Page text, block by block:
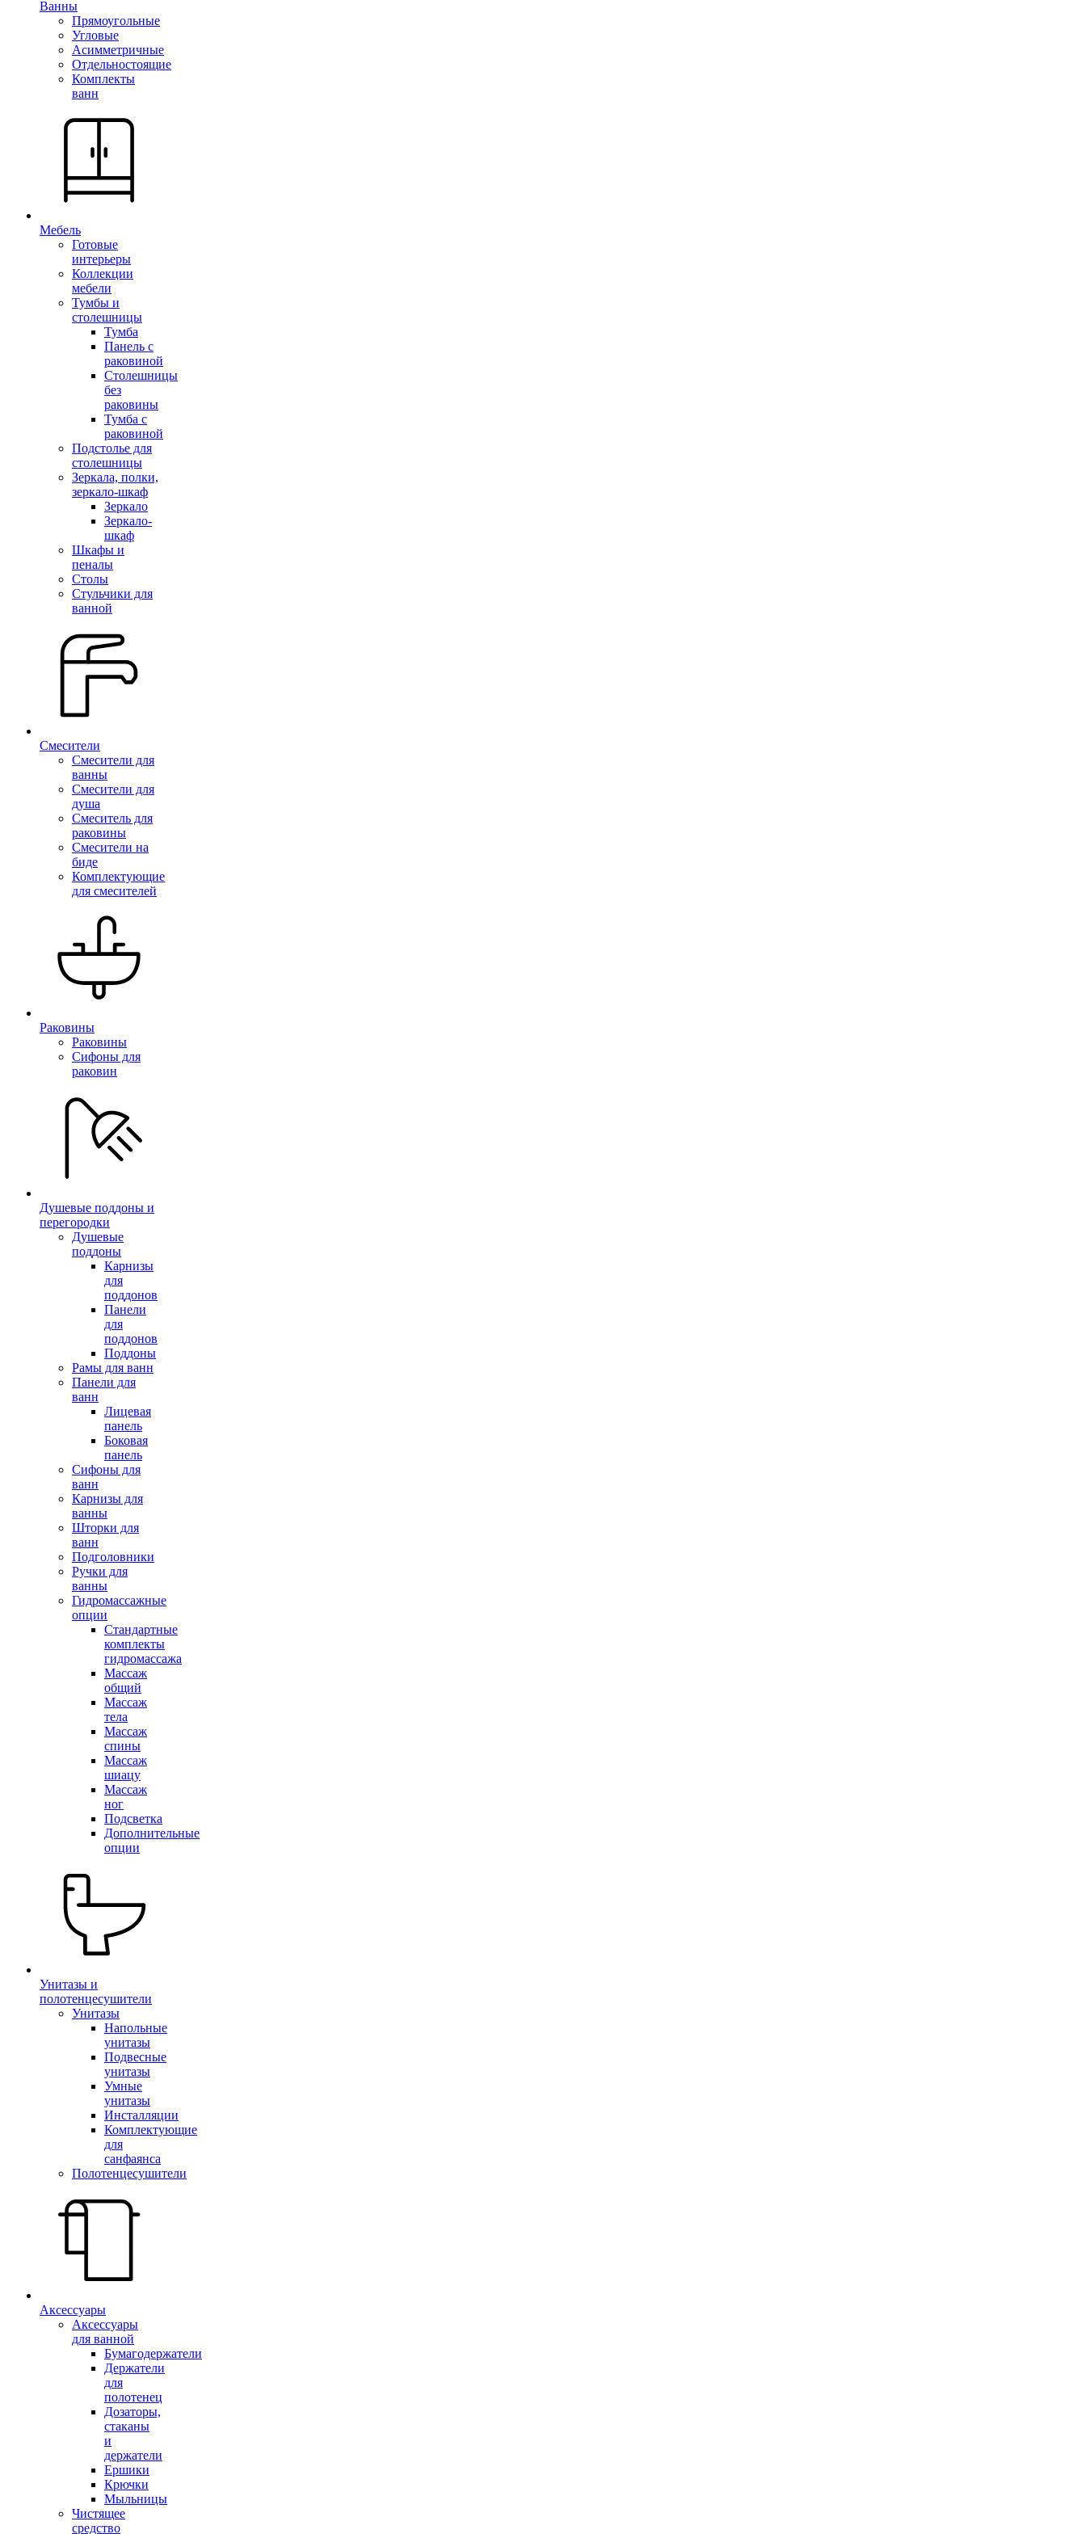
Ванны
Прямоугольные
Угловые
Асимметричные
Отдельностоящие
Комплекты
ванн
Мебель
Готовые
интерьеры
Коллекции
мебели
Тумбы и
столешницы
Тумба
Панель с
раковиной
Столешницы
без
раковины
Тумба с
раковиной
Подстолье для
столешницы
Зеркала, полки,
зеркало-шкаф
Зеркало
Зеркало-
шкаф
Шкафы и
пеналы
Столы
Стульчики для
ванной
Смесители
Смесители для
ванны
Смесители для
душа
Смеситель для
раковины
Смесители на
биде
Комплектующие
для смесителей
Раковины
Раковины
Сифоны для
раковин
Душевые поддоны и
перегородки
Душевые
поддоны
Карнизы
для
поддонов
Панели
для
поддонов
Поддоны
Рамы для ванн
Панели для
ванн
Лицевая
панель
Боковая
панель
Сифоны для
ванн
Карнизы для
ванны
Шторки для
ванн
Подголовники
Ручки для
ванны
Гидромассажные
опции
Стандартные
комплекты
гидромассажа
Массаж
общий
Массаж
тела
Массаж
спины
Массаж
шиацу
Массаж
ног
Подсветка
Дополнительные
опции
Унитазы и
полотенцесушители
Унитазы
Напольные
унитазы
Подвесные
унитазы
Умные
унитазы
Инсталляции
Комплектующие
для
санфаянса
Полотенцесушители
Аксессуары
Аксессуары
для ванной
Бумагодержатели
Держатели
для
полотенец
Дозаторы,
стаканы
и
держатели
Ершики
Крючки
Мыльницы
Чистящее
средство